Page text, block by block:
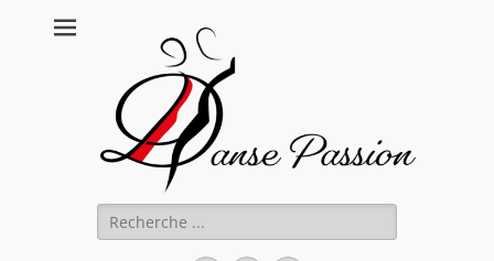
Rechercher :